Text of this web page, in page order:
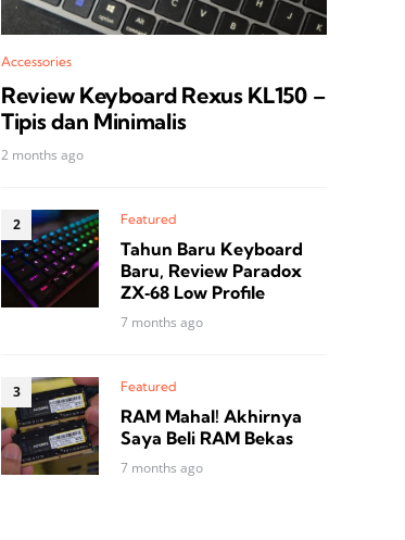
Accessories
Review Keyboard Rexus KL150 –
Tipis dan Minimalis
2 months ago
Featured
Tahun Baru Keyboard
Baru, Review Paradox
ZX‑68 Low Profile
7 months ago
Featured
RAM Mahal! Akhirnya
Saya Beli RAM Bekas
7 months ago